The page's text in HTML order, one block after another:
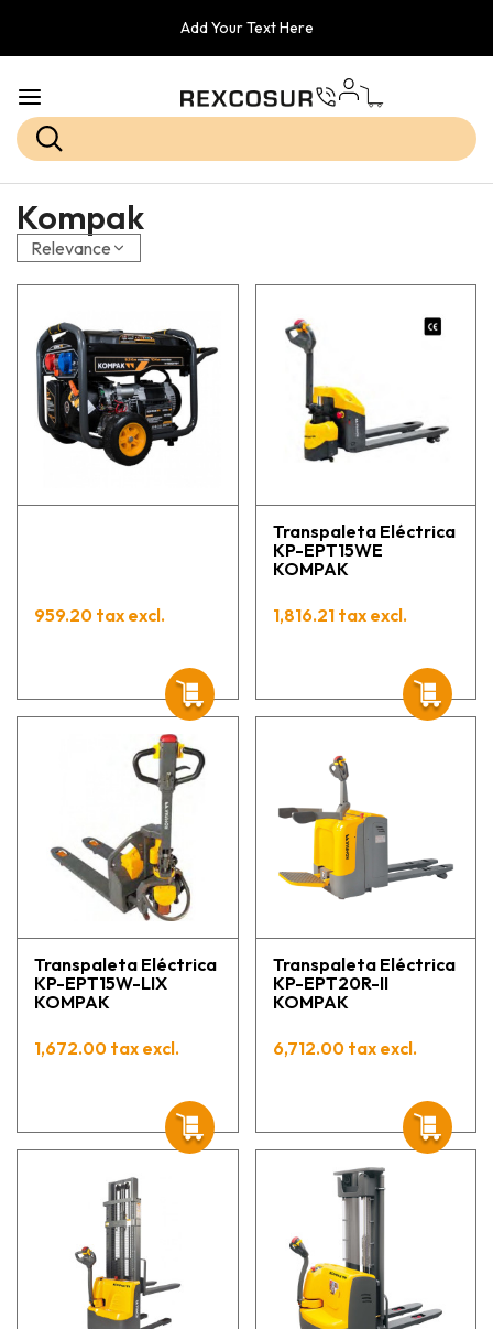
Add Your Text Here
Kompak
Relevance
959.20 tax excl.
Transpaleta Eléctrica
KP-EPT15WE
KOMPAK
1,816.21 tax excl.
Transpaleta Eléctrica
KP-EPT15W-LIX
KOMPAK
1,672.00 tax excl.
Transpaleta Eléctrica
KP-EPT20R-II
KOMPAK
6,712.00 tax excl.